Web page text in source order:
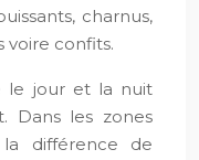
charnus,
voire confits.
le jour et la nuit
Dans les zones
la différence de